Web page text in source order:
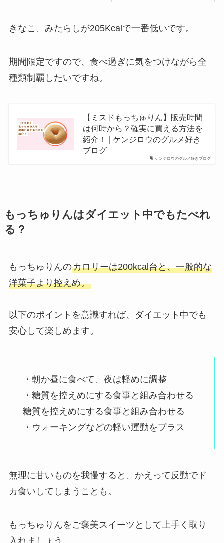
きなこ、みたらしが205Kcalで一番低いです。
期間限定ですので、食べ過ぎに気をつけながら全
種類制覇したいですね。
ケンジロウのグルメ好きブログ
【ミスドもっちゅりん】販売時間
は何時から？確実に買える方法を
紹介！ | ケンジロウのグルメ好き
ブログ
もっちゅりんはダイエット中でもたべれ
る？
もっちゅりんのカロリーは200kcal台と、一般的な
洋菓子より控えめ。
以下のポイントを意識すれば、ダイエット中でも
安心して楽しめます。
・朝か昼に食べて、夜は軽めに調整
・糖質を控えめにする食事と組み合わせる
糖質を控えめにする食事と組み合わせる
・ウォーキングなどの軽い運動をプラス
無理に甘いものを我慢すると、かえって反動でド
カ食いしてしまうことも。
もっちゅりんをご褒美スイーツとして上手く取り